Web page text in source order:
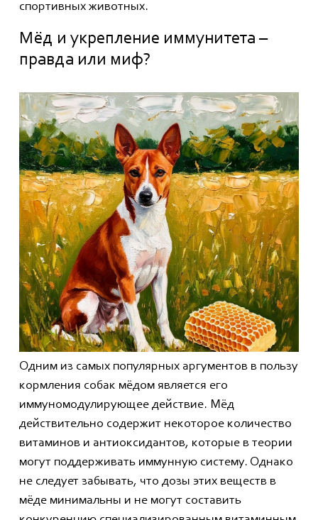
спортивных животных.
Мёд и укрепление иммунитета –
правда или миф?
Одним из самых популярных аргументов в пользу
кормления собак мёдом является его
иммуномодулирующее действие. Мёд
действительно содержит некоторое количество
витаминов и антиоксидантов, которые в теории
могут поддерживать иммунную систему. Однако
не следует забывать, что дозы этих веществ в
мёде минимальны и не могут составить